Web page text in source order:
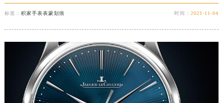
标签： 积家手表表蒙划痕 时间：2021-11-04